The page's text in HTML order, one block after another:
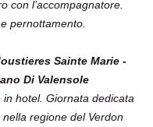
con l’accompagnatore.
pernottamento.
Sainte Marie -
Di Valensole
in hotel. Giornata dedicata
nella regione del Verdon